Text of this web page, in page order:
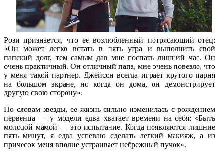
Рози признается, что ее возлюбленный потрясающий отец:
«Он может легко встать в пять утра и выполнить свой
папский долг, тем самым дав мне поспать лишний час. Он
очень практичный. Он отличный папа, мне очень повезло, что
у меня такой партнер. Джейсон всегда играет крутого парня
на большом экране, но когда он дома, он демонстрирует
другую свою сторону».
По словам звезды, ее жизнь сильно изменилась с рождением
первенца — у модели едва хватает времени на себя: «Быть
молодой мамой — это испытание. Когда появляются лишние
пять минут, я едва успеваю сделать легкий макияж, а из
причесок меня вполне устраивает небрежный пучок».